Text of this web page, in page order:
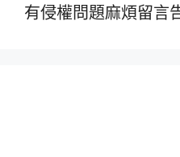
有侵權問題麻煩留言